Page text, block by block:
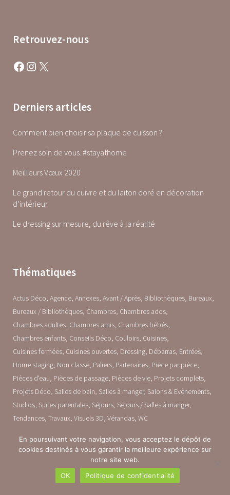
Retrouvez-nous
Facebook Instagram X
Derniers articles
Comment bien choisir sa plaque de cuisson ?
Prenez soin de vous. #stayathome
Meilleurs Vœux 2020
Le grand retour du cuivre et du laiton doré en décoration
d’intérieur
Le dressing sur mesure, du rêve à la réalité
Thématiques
Actus Déco Agence Annexes Avant / Après Bibliothèques Bureaux
Bureaux / Bibliothèques Chambres Chambres ados
Chambres adultes Chambres amis Chambres bébés
Chambres enfants Conseils Déco Couloirs Cuisines
Cuisines fermées Cuisines ouvertes Dressing Débarras Entrées
Home staging Non classé Paliers Partenaires Pièce par pièce
Pièces d'eau Pièces de passage Pièces de vie Projets complets
Projets Déco Salles de bain Salles à manger Salons & Evènements
Studios Suites parentales Séjours Séjours / Salles à manger
Tendances Travaux Visuels 3D Vérandas WC
En poursuivant votre navigation, vous acceptez le dépôt de
cookies destinés à vous garantir la meilleure expérience sur
notre site web.
OK
Politique de confidentialité